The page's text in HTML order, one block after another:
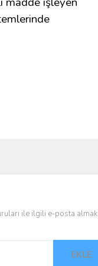
ile ilgili e-posta almak
EKLE